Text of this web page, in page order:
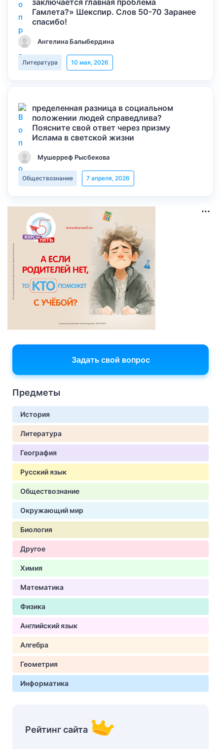
заключается главная проблема
Гамлета?» Шекспир. Слов 50-70 Заранее
спасибо!
Ангелина Балыбердина
Литература 10 мая, 2026
пределенная разница в социальном
положении людей справедлива?
Поясните свой ответ через призму
Ислама в светской жизни
Мушерреф Рысбекова
Обществознание 7 апреля, 2026
Задать свой вопрос
Предметы
История
Литература
География
Русский язык
Обществознание
Окружающий мир
Биология
Другое
Химия
Математика
Физика
Английский язык
Алгебра
Геометрия
Информатика
Рейтинг сайта